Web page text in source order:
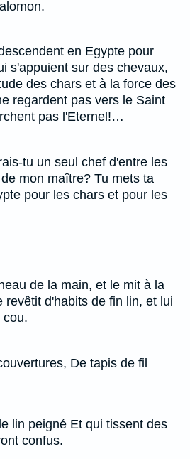
en Egypte pour
s'appuient sur des chevaux,
des chars et à la force des
regardent pas vers le Saint
pas l'Eternel!…
tu un seul chef d'entre les
mon maître? Tu mets ta
pour les chars et pour les
de la main, et le mit à la
revêtit d'habits de fin lin, et lui
cou.
De tapis de fil
lin peigné Et qui tissent des
confus.